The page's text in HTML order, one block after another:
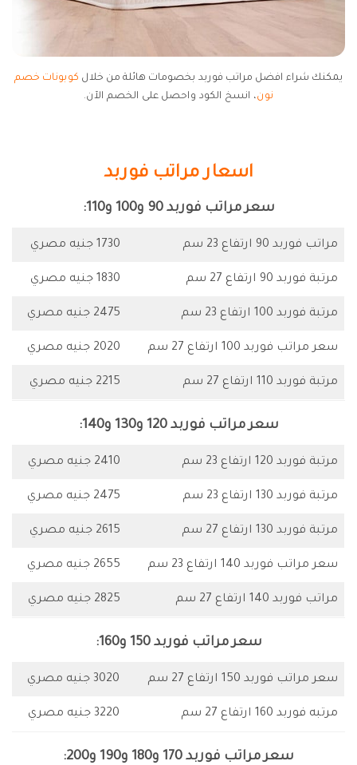
يمكنك شراء افضل مراتب فوربد بخصومات هائلة من خلال كوبونات خصم
نون، انسخ الكود واحصل على الخصم الآن.
اسعار مراتب فوربد
سعر مراتب فوربد 90 و100 و110:
مراتب فوربد 90 ارتفاع 23 سم 1730 جنيه مصري
مرتبة فوربد 90 ارتفاع 27 سم 1830 جنيه مصري
مرتبة فوربد 100 ارتفاع 23 سم 2475 جنيه مصري
سعر مراتب فوربد 100 ارتفاع 27 سم 2020 جنيه مصري
مرتبة فوربد 110 ارتفاع 27 سم 2215 جنيه مصري
سعر مراتب فوربد 120 و130 و140:
مرتبة فوربد 120 ارتفاع 23 سم 2410 جنيه مصري
مرتبة فوربد 130 ارتفاع 23 سم 2475 جنيه مصري
مرتبة فوربد 130 ارتفاع 27 سم 2615 جنيه مصري
سعر مراتب فوربد 140 ارتفاع 23 سم 2655 جنيه مصري
مراتب فوربد 140 ارتفاع 27 سم 2825 جنيه مصري
سعر مراتب فوربد 150 و160:
سعر مراتب فوربد 150 ارتفاع 27 سم 3020 جنيه مصري
مرتبه فوربد 160 ارتفاع 27 سم 3220 جنيه مصري
سعر مراتب فوربد 170 و180 و190 و200: